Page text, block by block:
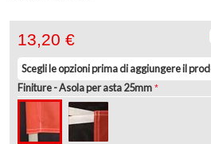
13,20 €
Scegli le opzioni prima di aggiungere il
Finiture- Asola per asta 25mm